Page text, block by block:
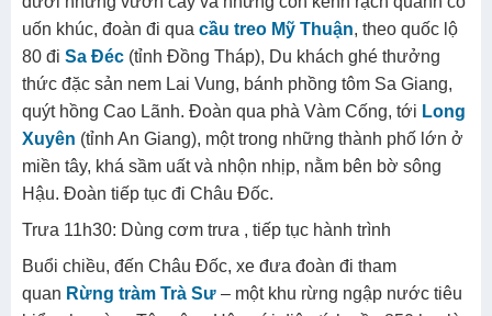
danh của thời Nam Kỳ lục Tỉnh, còn có tên là Mỹ Tho Đại
Phố; đoàn dùng điểm tâm sáng, sau đó khởi hành đi
Châu Đốc.
Trên đường đoàn ngắm cảnh làng quê Nam bộ hiền hòa
dưới những vườn cây và những con kênh rạch quanh co
uốn khúc, đoàn đi quacầu treo Mỹ Thuận, theo quốc lộ
80 điSa Đéc(tỉnh Đồng Tháp), Du khách ghé thưởng
thức đặc sản nem Lai Vung, bánh phồng tôm Sa Giang,
quýt hồng Cao Lãnh. Đoàn qua phà Vàm Cống, tới
Xuyên(tỉnh An Giang), một trong những thành phố lớn ở
miền tây, khá sầm uất và nhộn nhịp, nằm bên bờ sông